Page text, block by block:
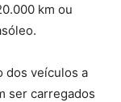
km ou
dos veículos a
ser carregados